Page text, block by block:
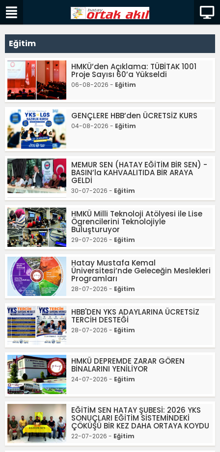
Eğitim
HMKÜ’den Açıklama: TÜBİTAK 1001
Proje Sayısı 60’a Yükseldi
06-08-2026 - Eğitim
GENÇLERE HBB’den ÜCRETSİZ KURS
04-08-2026 - Eğitim
MEMUR SEN (HATAY EĞİTİM BİR SEN) -
BASIN’la KAHVAALITIDA BİR ARAYA
GELDİ
30-07-2026 - Eğitim
HMKÜ Milli Teknoloji Atölyesi ile Lise
Ögrencilerini Teknolojiyle
Buluşturuyor
29-07-2026 - Eğitim
Hatay Mustafa Kemal
Üniversitesi’nde Geleceğin Meslekleri
Programları
28-07-2026 - Eğitim
HBB'DEN YKS ADAYLARINA ÜCRETSİZ
TERCİH DESTEĞİ
28-07-2026 - Eğitim
HMKÜ DEPREMDE ZARAR GÖREN
BİNALARINI YENİLİYOR
24-07-2026 - Eğitim
EĞİTİM SEN HATAY ŞUBESİ: 2026 YKS
SONUÇLARI EĞİTİM SİSTEMİNDEKİ
ÇÖKÜŞÜ BİR KEZ DAHA ORTAYA KOYDU
22-07-2026 - Eğitim